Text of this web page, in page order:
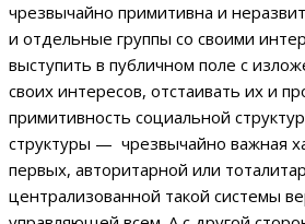
чрезвычайно примитивна и
и отдельные группы со своими
выступить в публичном поле с
своих интересов, отстаивать их и
примитивность социальной
структуры — чрезвычайно важная
первых, авторитарной или
централизованной такой системы